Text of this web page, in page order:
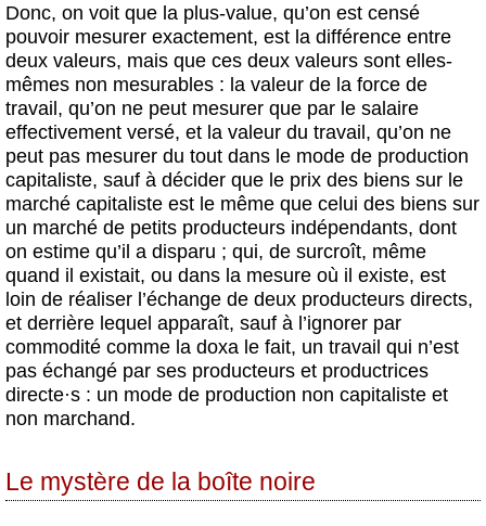
Donc, on voit que la plus-value, qu’on est censé
pouvoir mesurer exactement, est la différence entre
deux valeurs, mais que ces deux valeurs sont elles-
mêmes non mesurables : la valeur de la force de
travail, qu’on ne peut mesurer que par le salaire
effectivement versé, et la valeur du travail, qu’on ne
peut pas mesurer du tout dans le mode de production
capitaliste, sauf à décider que le prix des biens sur le
marché capitaliste est le même que celui des biens sur
un marché de petits producteurs indépendants, dont
on estime qu’il a disparu ; qui, de surcroît, même
quand il existait, ou dans la mesure où il existe, est
loin de réaliser l’échange de deux producteurs directs,
et derrière lequel apparaît, sauf à l’ignorer par
commodité comme la doxa le fait, un travail qui n’est
pas échangé par ses producteurs et productrices
directe·s : un mode de production non capitaliste et
non marchand.
Le mystère de la boîte noire